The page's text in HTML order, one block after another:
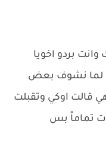
بردو اخويا
لما نشوف بعض
قالت اوكي وتقبلت
تماماً بس